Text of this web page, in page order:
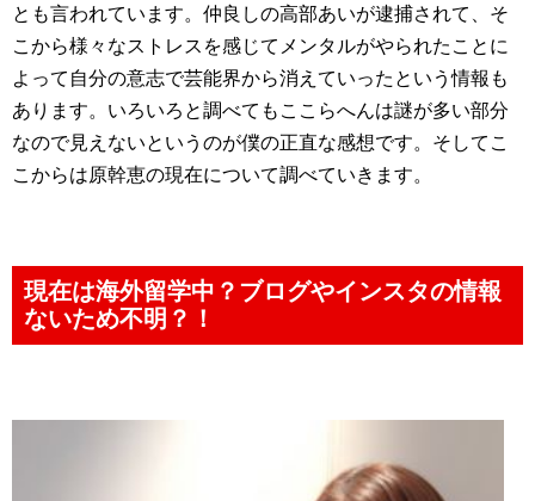
とも言われています。仲良しの高部あいが逮捕されて、そ
こから様々なストレスを感じてメンタルがやられたことに
よって自分の意志で芸能界から消えていったという情報も
あります。いろいろと調べてもここらへんは謎が多い部分
なので見えないというのが僕の正直な感想です。そしてこ
こからは原幹恵の現在について調べていきます。
現在は海外留学中？ブログやインスタの情報
ないため不明？！